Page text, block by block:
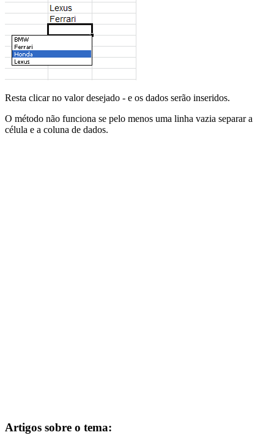
Resta clicar no valor desejado - e os dados serão inseridos.
O método não funciona se pelo menos uma linha vazia separar a
célula e a coluna de dados.
Artigos sobre o tema: